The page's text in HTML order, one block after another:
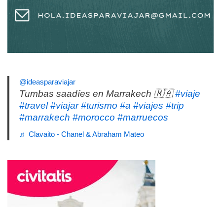
@ideasparaviajar
Tumbas saadíes en Marrakech 🇲🇦#viaje
#travel #viajar #turismo #a #viajes #trip
#marrakech #morocco #marruecos
♬ Clavaito - Chanel & Abraham Mateo